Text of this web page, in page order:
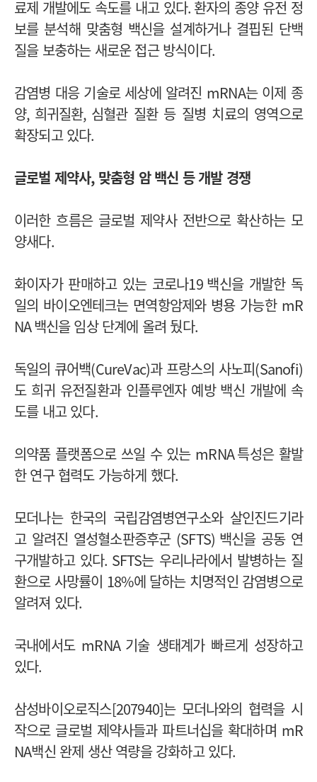
료제 개발에도 속도를 내고 있다. 환자의 종양 유전 정
보를 분석해 맞춤형 백신을 설계하거나 결핍된 단백
질을 보충하는 새로운 접근 방식이다.
감염병 대응 기술로 세상에 알려진 mRNA는 이제 종
양, 희귀질환, 심혈관 질환 등 질병 치료의 영역으로
확장되고 있다.
글로벌 제약사, 맞춤형 암 백신 등 개발 경쟁
이러한 흐름은 글로벌 제약사 전반으로 확산하는 모
양새다.
화이자가 판매하고 있는 코로나19 백신을 개발한 독
일의 바이오엔테크는 면역항암제와 병용 가능한 mR
NA백신을 임상 단계에 올려 뒀다.
독일의 큐어백(CureVac)과 프랑스의 사노피(Sanofi)
도 희귀 유전질환과 인플루엔자 예방 백신 개발에 속
도를 내고 있다.
의약품 플랫폼으로 쓰일 수 있는 mRNA특성은 활발
한 연구 협력도 가능하게 했다.
모더나는 한국의 국립감염병연구소와 살인진드기라
고 알려진 열성혈소판증후군 (SFTS) 백신을 공동 연
구개발하고 있다. SFTS는 우리나라에서 발병하는 질
환으로 사망률이 18%에 달하는 치명적인 감염병으로
알려져 있다.
국내에서도 mRNA 기술 생태계가 빠르게 성장하고
있다.
삼성바이오로직스[207940]는 모더나와의 협력을 시
작으로 글로벌 제약사들과 파트너십을 확대하며 mR
NA백신 완제 생산 역량을 강화하고 있다.